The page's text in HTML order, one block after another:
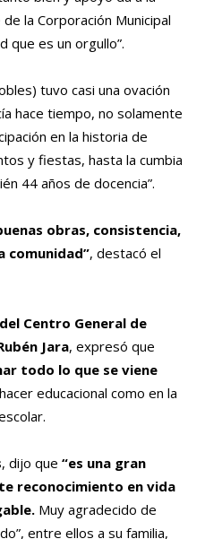
la Corporación Municipal
que es un orgullo”.
tuvo casi una ovación
hace tiempo, no solamente
en la historia de
y fiestas, hasta la cumbia
44 años de docencia”.
obras, consistencia,
comunidad”, destacó el
Centro General de
Jara, expresó que
todo lo que se viene
educacional como en la
, dijo que “es una gran
reconocimiento en vida
Muy agradecido de
entre ellos a su familia,